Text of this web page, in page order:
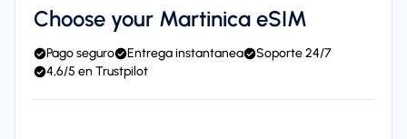
Choose your Martinica eSIM
Pago seguro Entrega instantanea
Soporte 24/7
4,6/5 en Trustpilot